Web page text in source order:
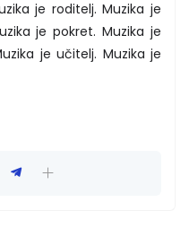
je roditelj. Muzika je
je pokret. Muzika je
je učitelj. Muzika je